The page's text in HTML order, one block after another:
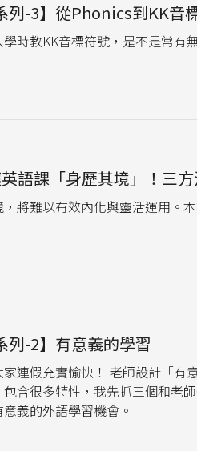
列-3】從Phonics到KK音
時教KK音標符號，是不是常有
英語課「身歷其境」！三
將難以有效內化與靈活運用。
列-2】有意義的學習
連假充實愉快！ 老師設計「有
含很多特性，我先抓三個和老
義的外語學習機會。